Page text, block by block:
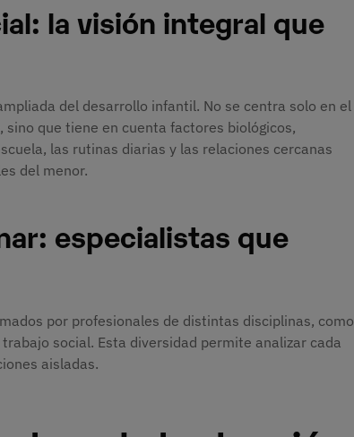
la visión integral que
del desarrollo infantil. No se centra solo en el
que tiene en cuenta factores biológicos,
las rutinas diarias y las relaciones cercanas
del menor.
especialistas que
por profesionales de distintas disciplinas, como
social. Esta diversidad permite analizar cada
aisladas.